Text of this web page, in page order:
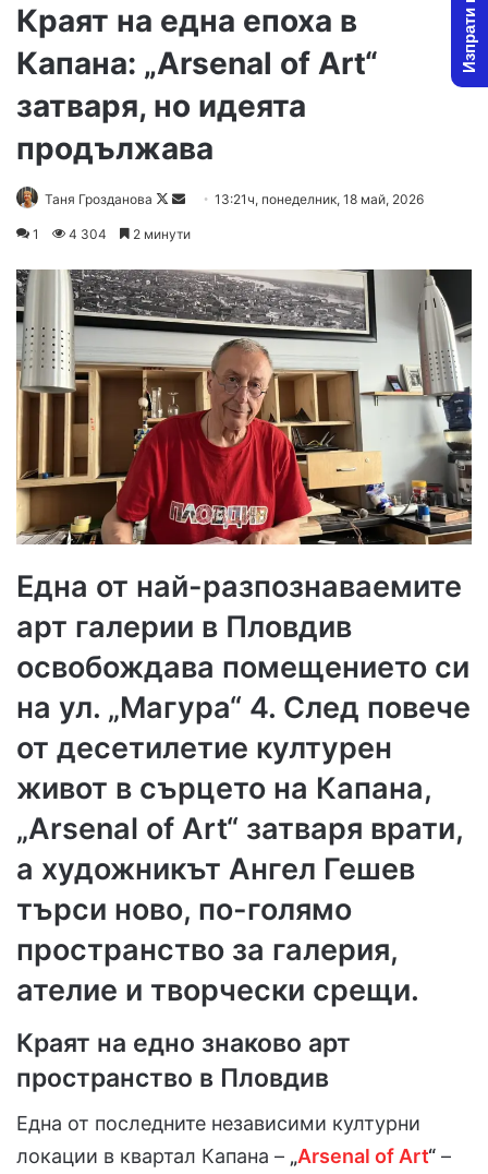
Краят на една епоха в
Капана: „Arsenal of Art“
затваря, но идеята
продължава
Таня Грозданова
Follow
Send13:21ч, понеделник, 18 май, 2026
1 4 304 2 минути
Една от най-разпознаваемите
арт галерии в Пловдив
освобождава помещението си
на ул. „Магура“ 4. След повече
от десетилетие културен
живот в сърцето на Капана,
„Arsenal of Art“ затваря врати,
а художникът Ангел Гешев
търси ново, по-голямо
пространство за галерия,
ателие и творчески срещи.
Краят на едно знаково арт
пространство в Пловдив
Една от последните независими културни
локации в квартал Капана – „Arsenal of Art“ –